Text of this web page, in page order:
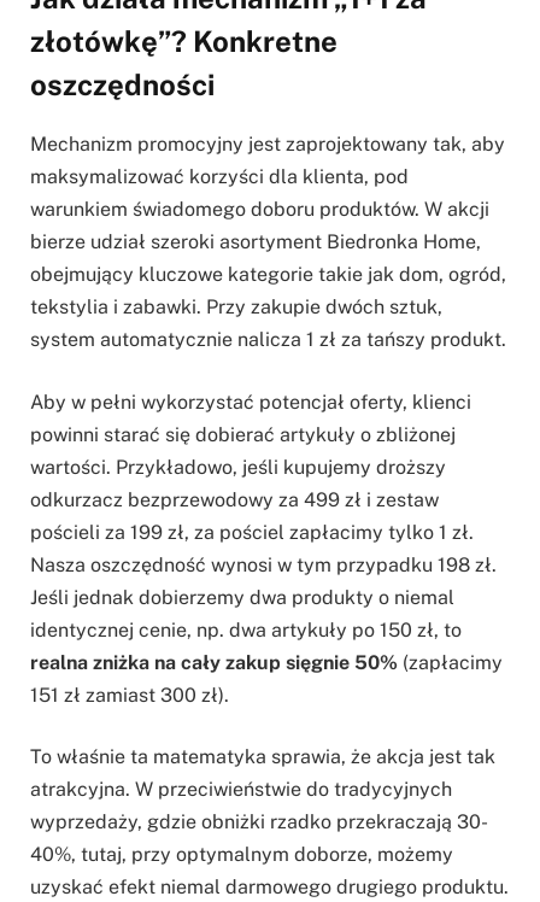
złotówkę”? Konkretne
oszczędności
Mechanizm promocyjny jest zaprojektowany tak, aby
maksymalizować korzyści dla klienta, pod
warunkiem świadomego doboru produktów. W akcji
bierze udział szeroki asortyment Biedronka Home,
obejmujący kluczowe kategorie takie jak dom, ogród,
tekstylia i zabawki. Przy zakupie dwóch sztuk,
system automatycznie nalicza 1 zł za tańszy produkt.
Aby w pełni wykorzystać potencjał oferty, klienci
powinni starać się dobierać artykuły o zbliżonej
wartości. Przykładowo, jeśli kupujemy droższy
odkurzacz bezprzewodowy za 499 zł i zestaw
pościeli za 199 zł, za pościel zapłacimy tylko 1 zł.
Nasza oszczędność wynosi w tym przypadku 198 zł.
Jeśli jednak dobierzemy dwa produkty o niemal
identycznej cenie, np. dwa artykuły po 150 zł, to
realna zniżka na cały zakup sięgnie 50% (zapłacimy
151 zł zamiast 300 zł).
To właśnie ta matematyka sprawia, że akcja jest tak
atrakcyjna. W przeciwieństwie do tradycyjnych
wyprzedaży, gdzie obniżki rzadko przekraczają 30-
40%, tutaj, przy optymalnym doborze, możemy
uzyskać efekt niemal darmowego drugiego produktu.